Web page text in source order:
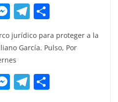
M
e
ss
e
n
g
T
e
a
m
m
jurídico para proteger a la
García. Pulso, Por
M T